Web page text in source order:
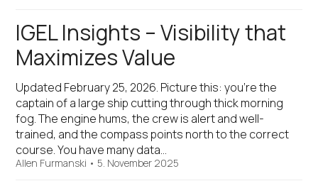
IGEL Insights – Visibility that
Maximizes Value
Updated February 25, 2026. Picture this: you’re the
captain of a large ship cutting through thick morning
fog. The engine hums, the crew is alert and well-
trained, and the compass points north to the correct
course. You have many data…
Allen Furmanski •5. November 2025